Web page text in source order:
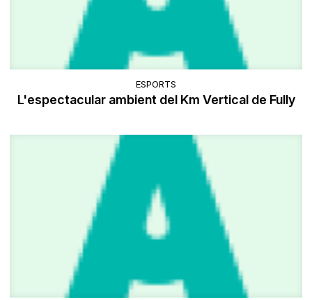
ESPORTS
L'espectacular ambient del Km Vertical de Fully